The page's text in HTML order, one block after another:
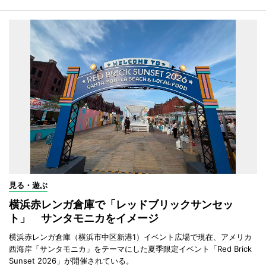
見る・遊ぶ
横浜赤レンガ倉庫で「レッドブリックサンセッ
ト」 サンタモニカをイメージ
横浜赤レンガ倉庫（横浜市中区新港1）イベント広場で現在、アメリカ
西海岸「サンタモニカ」をテーマにした夏季限定イベント「Red Brick
Sunset 2026」が開催されている。